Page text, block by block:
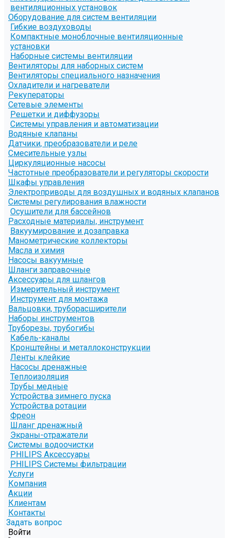
вентиляционных установок
Оборудование для систем вентиляции
Гибкие воздуховоды
Компактные моноблочные вентиляционные
установки
Наборные системы вентиляции
Вентиляторы для наборных систем
Вентиляторы специального назначения
Охладители и нагреватели
Рекуператоры
Сетевые элементы
Решетки и диффузоры
Системы управления и автоматизации
Водяные клапаны
Датчики, преобразователи и реле
Смесительные узлы
Циркуляционные насосы
Частотные преобразователи и регуляторы скорости
Шкафы управления
Электроприводы для воздушных и водяных клапанов
Системы регулирования влажности
Осушители для бассейнов
Расходные материалы, инструмент
Вакуумирование и дозаправка
Манометрические коллекторы
Масла и химия
Насосы вакуумные
Шланги заправочные
Аксессуары для шлангов
Измерительный инструмент
Инструмент для монтажа
Вальцовки, труборасширители
Наборы инструментов
Труборезы, трубогибы
Кабель-каналы
Кронштейны и металлоконструкции
Ленты клейкие
Насосы дренажные
Теплоизоляция
Трубы медные
Устройства зимнего пуска
Устройства ротации
Фреон
Шланг дренажный
Экраны-отражатели
Системы водоочистки
PHILIPS Аксессуары
PHILIPS Системы фильтрации
Услуги
Компания
Акции
Клиентам
Контакты
Задать вопрос
Войти